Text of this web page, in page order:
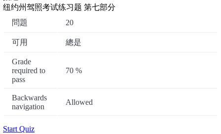
纽约州驾照考试练习题 第七部分
問題
20
可用 總是
Grade
required to
pass
70 %
Backwards
navigation
Allowed
Start Quiz